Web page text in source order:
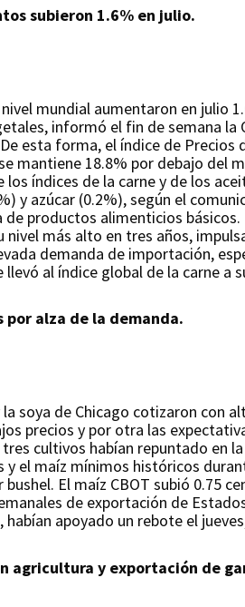
subieron 1.6% en julio.
mundial aumentaron en julio
informó el fin de semana
esta forma, el índice de
mantiene 18.8% por debajo del
índices de la carne y de los
y azúcar (0.2%), según el
de productos alimenticios
nivel más alto en tres años,
demanda de importación,
al índice global de la carne a
alza de la demanda.
soya de Chicago cotizaron con
precios y por otra las
cultivos habían repuntado en
el maíz mínimos históricos
El maíz CBOT subió 0.75
de exportación de
apoyado un rebote el
agricultura y exportación de